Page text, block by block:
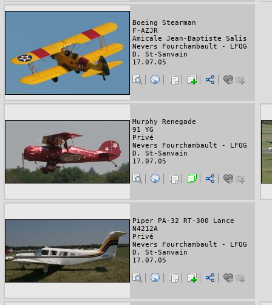
Boeing Stearman
F-AZJR
Amicale Jean-Baptiste Salis
Nevers Fourchambault - LFQG
D. St-Sanvain
17.07.05
Murphy Renegade
91 YG
Privé
Nevers Fourchambault - LFQG
D. St-Sanvain
17.07.05
Piper PA-32 RT-300 Lance
N4212A
Privé
Nevers Fourchambault - LFQG
D. St-Sanvain
17.07.05